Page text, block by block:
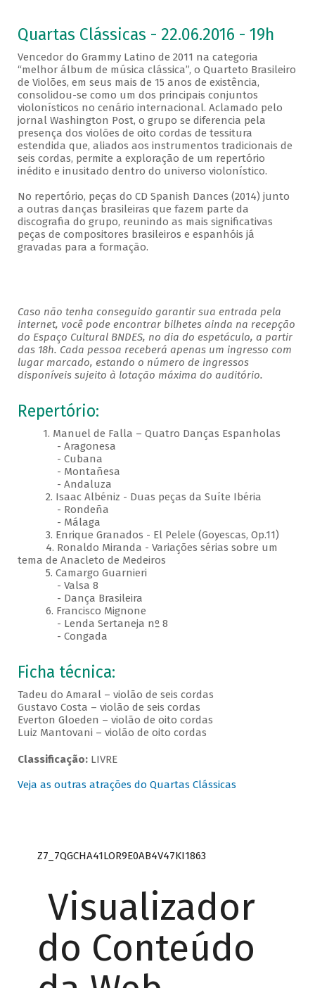
Quartas Clássicas - 22.06.2016 - 19h
Vencedor do Grammy Latino de 2011 na categoria
“melhor álbum de música clássica”, o Quarteto Brasileiro
de Violões, em seus mais de 15 anos de existência,
consolidou-se como um dos principais conjuntos
violonísticos no cenário internacional. Aclamado pelo
jornal Washington Post, o grupo se diferencia pela
presença dos violões de oito cordas de tessitura
estendida que, aliados aos instrumentos tradicionais de
seis cordas, permite a exploração de um repertório
inédito e inusitado dentro do universo violonístico.
No repertório, peças do CD Spanish Dances (2014) junto
a outras danças brasileiras que fazem parte da
discografia do grupo, reunindo as mais significativas
peças de compositores brasileiros e espanhóis já
gravadas para a formação.
Caso não tenha conseguido garantir sua entrada pela
internet, você pode encontrar bilhetes ainda na recepção
do Espaço Cultural BNDES, no dia do espetáculo, a partir
das 18h. Cada pessoa receberá apenas um ingresso com
lugar marcado, estando o número de ingressos
disponíveis sujeito à lotação máxima do auditório.
Repertório:
1. Manuel de Falla – Quatro Danças Espanholas
- Aragonesa
- Cubana
- Montañesa
- Andaluza
2. Isaac Albéniz - Duas peças da Suíte Ibéria
- Rondeña
- Málaga
3. Enrique Granados - El Pelele (Goyescas, Op.11)
4. Ronaldo Miranda - Variações sérias sobre um
tema de Anacleto de Medeiros
5. Camargo Guarnieri
- Valsa 8
- Dança Brasileira
6. Francisco Mignone
- Lenda Sertaneja nº 8
- Congada
Ficha técnica:
Tadeu do Amaral – violão de seis cordas
Gustavo Costa – violão de seis cordas
Everton Gloeden – violão de oito cordas
Luiz Mantovani – violão de oito cordas
Classificação:LIVRE
Veja as outras atrações do Quartas Clássicas
Z7_7QGCHA41LOR9E0AB4V47KI1863
Visualizador
do Conteúdo